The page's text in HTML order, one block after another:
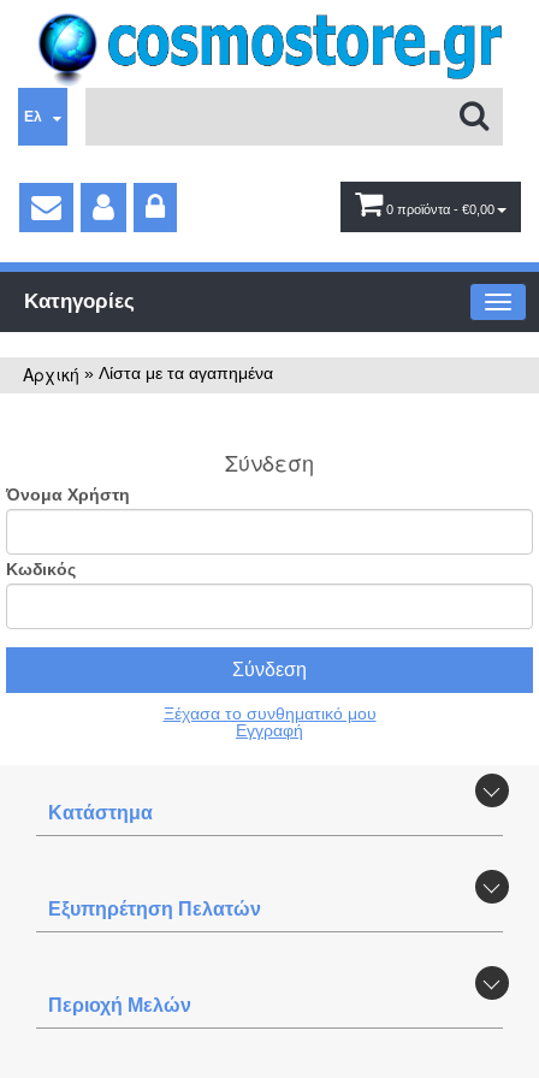
Ελ
0 προϊόντα - €0,00
Κατηγορίες
Αρχική » Λίστα με τα αγαπημένα
Σύνδεση
Όνομα Χρήστη
Κωδικός
Ξέχασα το συνθηματικό μου
Εγγραφή
Κατάστημα
Εξυπηρέτηση Πελατών
Περιοχή Mελών